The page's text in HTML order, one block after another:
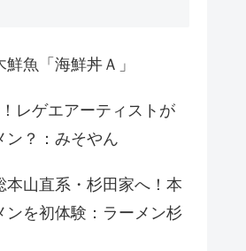
魚「海鮮丼Ａ」
レゲエアーティストが
ン？：みそやん
本山直系・杉田家へ！本
ンを初体験：ラーメン杉